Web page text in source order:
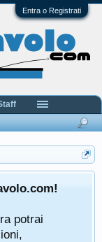
Entra o Registrati
potrai